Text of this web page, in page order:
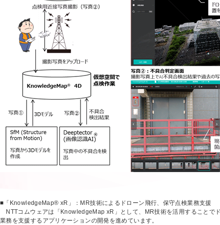
■「KnowledgeMap® xR」：MR技術によるドローン飛行、保守点検業務支援
NTTコムウェアは「KnowledgeMap xR」として、MR技術を活用することで
業務を支援するアプリケーションの開発を進めています。